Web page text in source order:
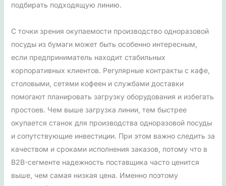
подбирать подходящую линию.
С точки зрения окупаемости производство одноразовой
посуды из бумаги может быть особенно интересным,
если предприниматель находит стабильных
корпоративных клиентов. Регулярные контракты с кафе,
столовыми, сетями кофеен и службами доставки
помогают планировать загрузку оборудования и избегать
простоев. Чем выше загрузка линии, тем быстрее
окупается станок для производства одноразовой посуды
и сопутствующие инвестиции. При этом важно следить за
качеством и сроками исполнения заказов, потому что в
B2B-сегменте надежность поставщика часто ценится
выше, чем самая низкая цена. Именно поэтому